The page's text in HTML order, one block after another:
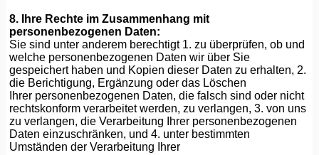
8. Ihre Rechte im Zusammenhang mit
personenbezogenen Daten:
Sie sind unter anderem berechtigt 1. zu überprüfen, ob und
welche personenbezogenen Daten wir über Sie
gespeichert haben und Kopien dieser Daten zu erhalten, 2.
die Berichtigung, Ergänzung oder das Löschen
Ihrer personenbezogenen Daten, die falsch sind oder nicht
rechtskonform verarbeitet werden, zu verlangen, 3. von uns
zu verlangen, die Verarbeitung Ihrer personenbezogenen
Daten einzuschränken, und 4. unter bestimmten
Umständen der Verarbeitung Ihrer